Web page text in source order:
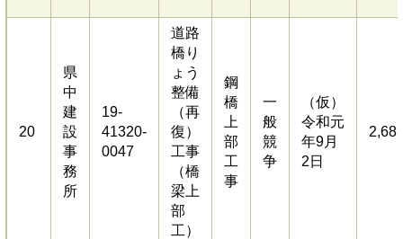
20
県
中
建
設
事
務
所
19-
41320-
0047
道路
橋り
ょう
整備
（再
復）
工事
（橋
梁上
部
工）
鋼
橋
上
部
工
事
一
般
競
争
（仮）
令和元
年9月
2日